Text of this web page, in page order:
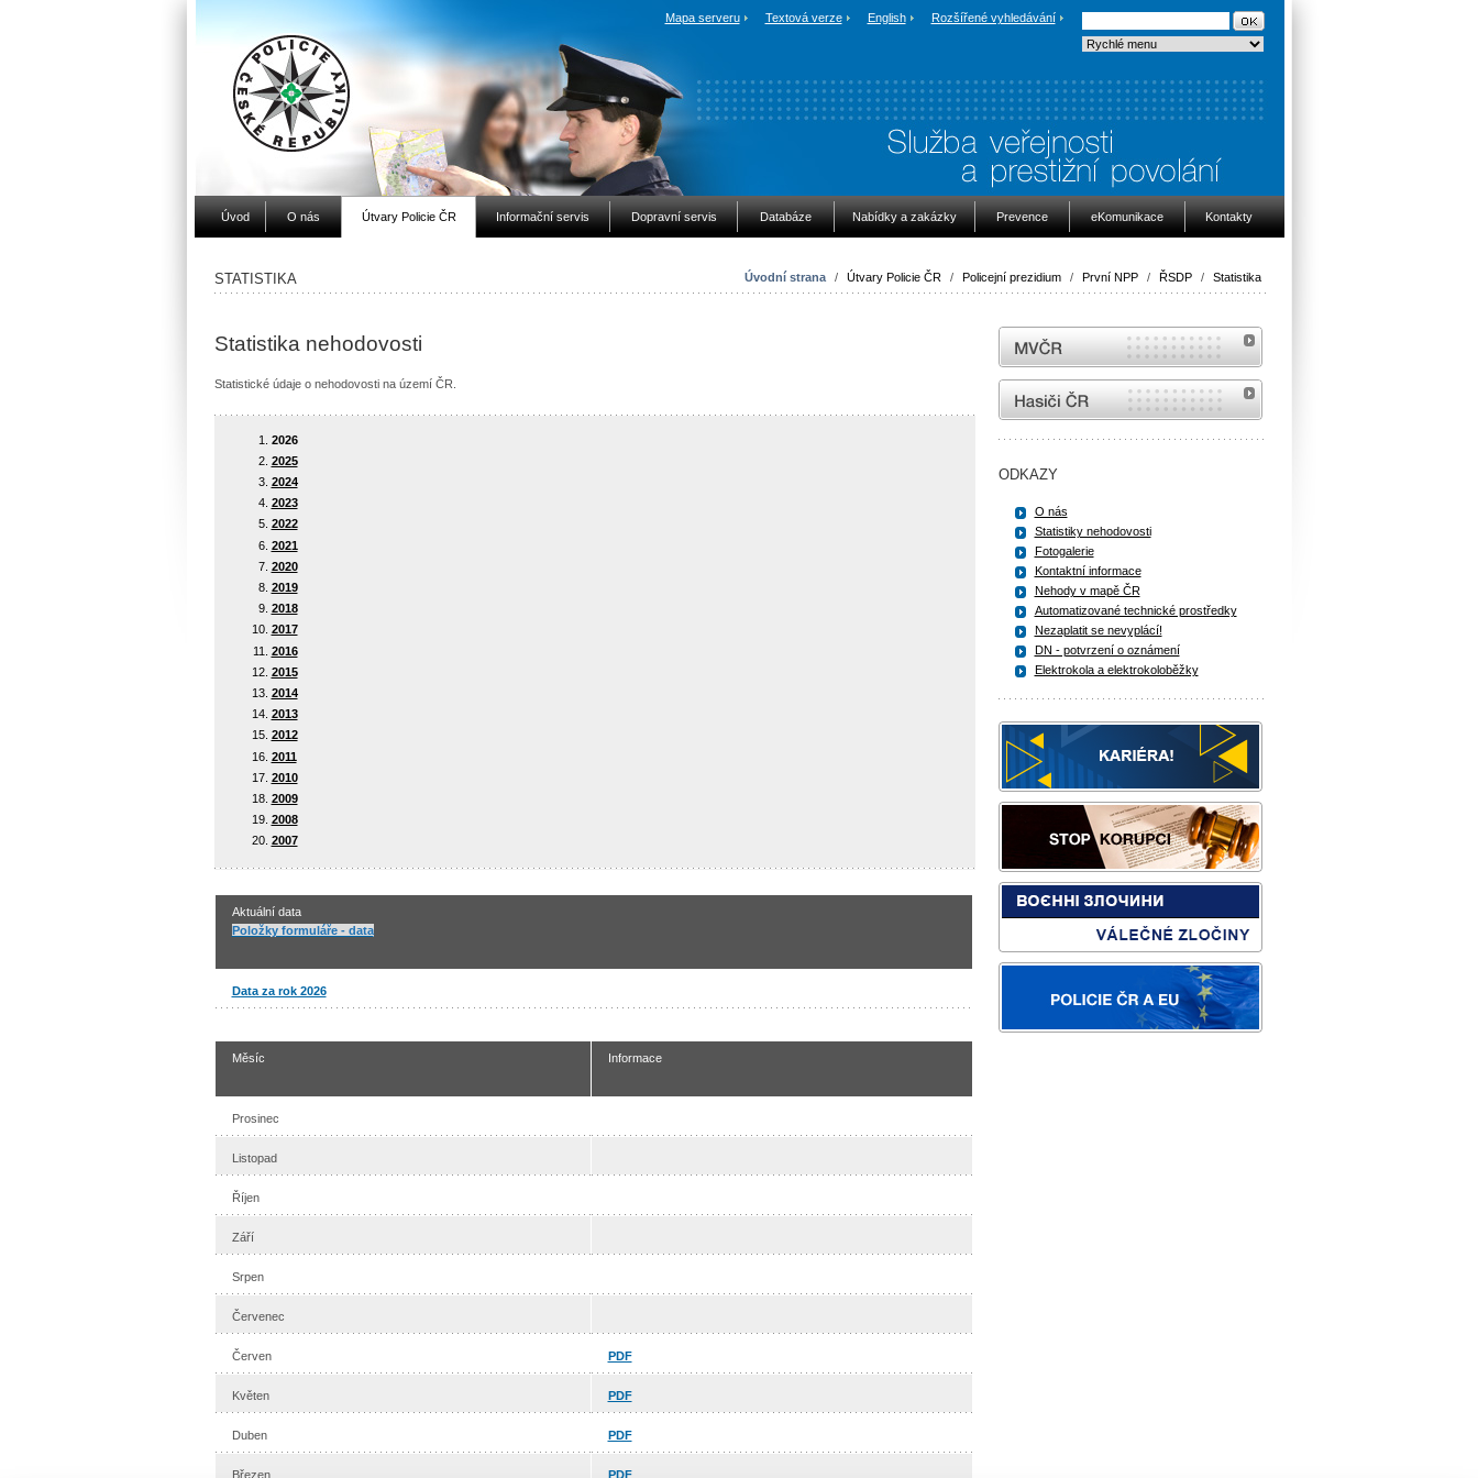
Mapa serveru Textová verze English Rozšířené vyhledávání
Úvod O nás Útvary Policie ČR Informační servis Dopravní servis Databáze Nabídky a zakázky Prevence eKomunikace Kontakty
Úvodní strana / Útvary Policie ČR / Policejní prezidium / První NPP / ŘSDP / Statistika
STATISTIKA
Statistika nehodovosti
Statistické údaje o nehodovosti na území ČR.
2026
2025
2024
2023
2022
2021
2020
2019
2018
2017
2016
2015
2014
2013
2012
2011
2010
2009
2008
2007
Aktuální data
Položky formuláře - data
Data za rok 2026
Měsíc Informace
Prosinec
Listopad
Říjen
Září
Srpen
Červenec
Červen PDF
Květen PDF
Duben PDF
Březen PDF
MVČR
internetové stránky Hasiči ČR
ODKAZY
O nás
Statistiky nehodovosti
Fotogalerie
Kontaktní informace
Nehody v mapě ČR
Automatizované technické prostředky
Nezaplatit se nevyplácí!
DN - potvrzení o oznámení
Elektrokola a elektrokoloběžky